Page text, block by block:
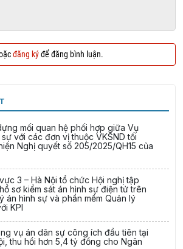
đăng kýđể đăng bình luận.
mối quan hệ phối hợp giữa Vụ
với các đơn vị thuộc VKSND tối
Nghị quyết số 205/2025/QH15 của
3 – Hà Nội tổ chức Hội nghị tập
sơ kiểm sát án hình sự điện tử trên
án hình sự và phần mềm Quản lý
KPI
vụ án dân sự công ích đầu tiên tại
thu hồi hơn 5,4 tỷ đồng cho Ngân